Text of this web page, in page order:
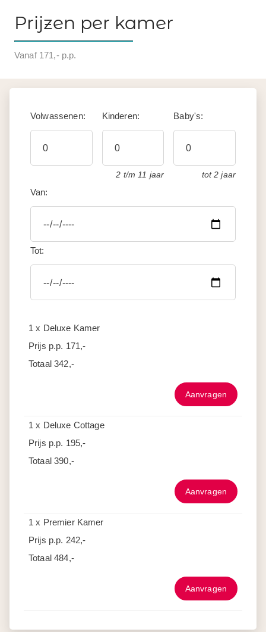
Prijzen per kamer
Vanaf 171,- p.p.
Volwassenen: Kinderen:
2 t/m 11 jaar
Baby's:
tot 2 jaar
Van:
Tot:
1 x Deluxe Kamer
Prijs p.p. 171,-
Totaal342,-
Aanvragen
1 x Deluxe Cottage
Prijs p.p. 195,-
Totaal390,-
Aanvragen
1 x Premier Kamer
Prijs p.p. 242,-
Totaal484,-
Aanvragen